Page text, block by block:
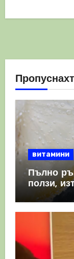
витамини
Пълно
ползи,